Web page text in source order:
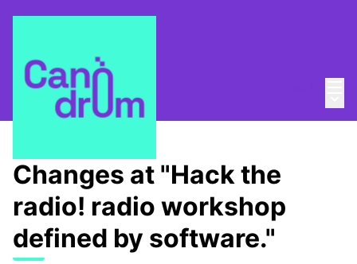
/ Canòdrom Obert
Changes at "Hack the
radio! radio workshop
defined by software."